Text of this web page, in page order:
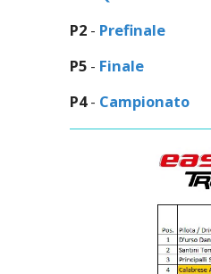
P2 - Prefinale
P5 - Finale
P4- Campionato